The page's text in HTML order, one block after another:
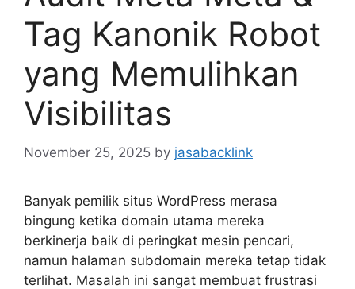
Tag Kanonik Robot
yang Memulihkan
Visibilitas
November 25, 2025 by jasabacklink
Banyak pemilik situs WordPress merasa
bingung ketika domain utama mereka
berkinerja baik di peringkat mesin pencari,
namun halaman subdomain mereka tetap tidak
terlihat. Masalah ini sangat membuat frustrasi